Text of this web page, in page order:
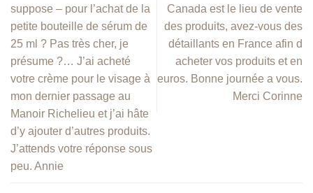
suppose – pour l’achat de la
petite bouteille de sérum de
25 ml ? Pas très cher, je
présume ?… J’ai acheté
votre crème pour le visage à
mon dernier passage au
Manoir Richelieu et j’ai hâte
d’y ajouter d’autres produits.
J’attends votre réponse sous
peu. Annie
Canada est le lieu de vente
des produits, avez-vous des
détaillants en France afin d
acheter vos produits et en
euros. Bonne journée a vous.
Merci Corinne